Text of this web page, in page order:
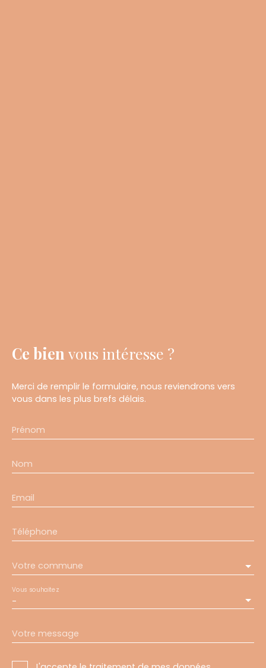
Ce bien vous intéresse ?
Merci de remplir le formulaire, nous reviendrons vers
vous dans les plus brefs délais.
Prénom
Nom
Email
Téléphone
Votre commune
-
Vous souhaitez
Votre message